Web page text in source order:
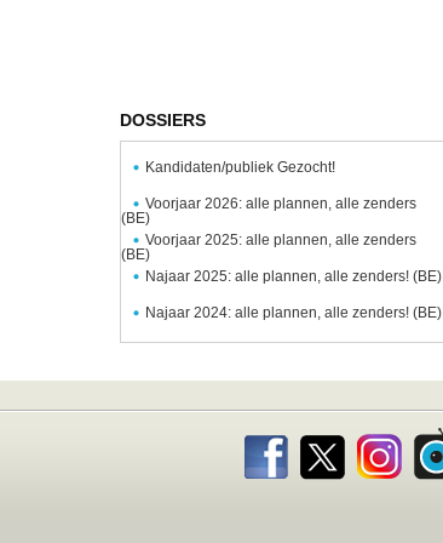
DOSSIERS
Kandidaten/publiek Gezocht!
Voorjaar 2026: alle plannen, alle zenders
(BE)
Voorjaar 2025: alle plannen, alle zenders
(BE)
Najaar 2025: alle plannen, alle zenders! (BE)
Najaar 2024: alle plannen, alle zenders! (BE)